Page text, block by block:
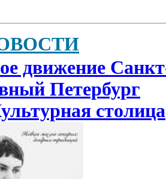
движение
Петербург
столица